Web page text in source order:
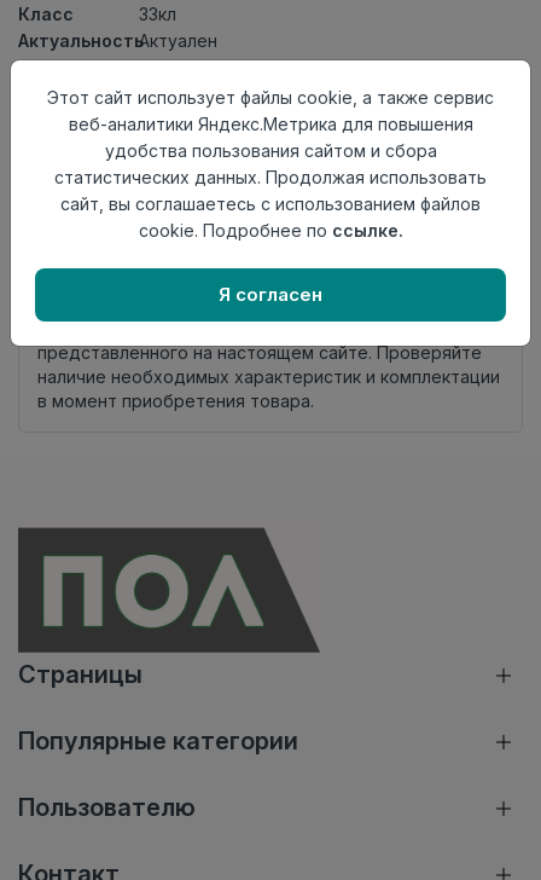
Класс
33кл
АктуальностьАктуален
Толщина
8мм
Размер
доски
1292×193мм
Теплый пол
до +27 градусов
Фаска
Без фаски
Замок
Clic It
Россия
Внимание! Внешний вид товара может отличаться от
представленного на настоящем сайте. Проверяйте
наличие необходимых характеристик и комплектации
в момент приобретения товара.
Страницы
Популярные категории
Пользователю
Этот сайт использует файлы cookie, а также сервис
веб-аналитики Яндекс.Метрика для повышения
удобства пользования сайтом и сбора
статистических данных. Продолжая использовать
сайт, вы соглашаетесь с использованием файлов
cookie. Подробнее по ссылке.
Я согласен